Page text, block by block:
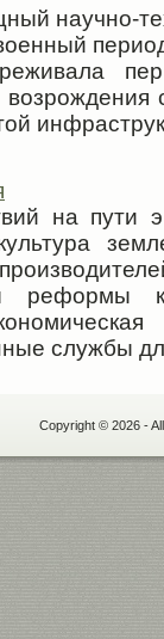
научно-
на пути
службы
Copyright © 2026 -